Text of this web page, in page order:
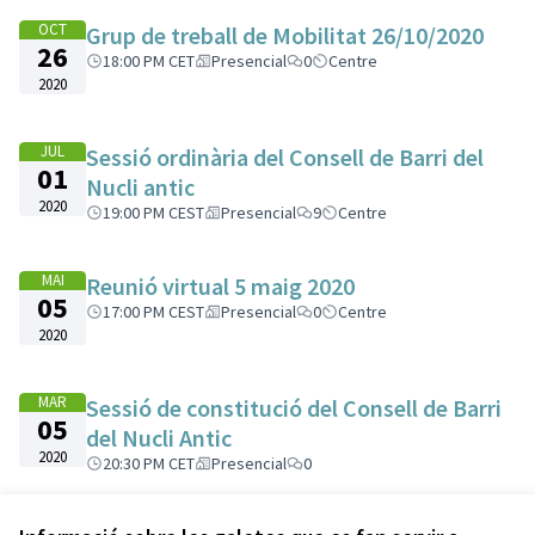
OCT
26
2020
Grup de treball de Mobilitat 26/10/2020
18:00 PM CET Presencial 0 Centre
JUL
01
2020
Sessió ordinària del Consell de Barri del
Nucli antic
19:00 PM CEST Presencial 9 Centre
MAI
05
2020
Reunió virtual 5 maig 2020
17:00 PM CEST Presencial 0 Centre
MAR
05
2020
Sessió de constitució del Consell de Barri
del Nucli Antic
20:30 PM CET Presencial 0
Veure totes les trobades cancel·lades